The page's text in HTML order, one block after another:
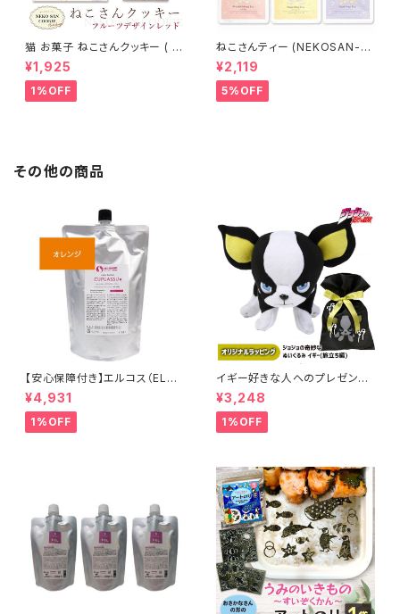
猫 お菓子 ねこさんクッキー ( 1
0枚入 ) フルーツデザインVer
レッド
¥1,925
1%OFF
ねこさんティー (NEKOSAN-T
EA) ペルシャ (青いジャスミンテ
ィー) & ブリティッシュショートヘ
ア (アールグレイ) & ベンガル
(ダージリン) & ラグドール (アッ
¥2,119
5%OFF
その他の商品
【安心保障付き】エルコス（ELLC
OS） キュプアスカラーバター【オ
レンジ】 700g トリートメントカ
ラー カラー剤 トリートメント 白
髪染め ヘアカラー 低刺激 ヘア
¥4,931
1%OFF
イギー好きな人へのプレゼント
♪ ジョジョの奇妙な冒険 ジョジ
ョの奇妙なスタンダードぬいぐる
み イギー 旅立ち編 （イギーカラ
ーラッピングVer.） ジョジョ JO
レゼント
¥3,248
1%OFF